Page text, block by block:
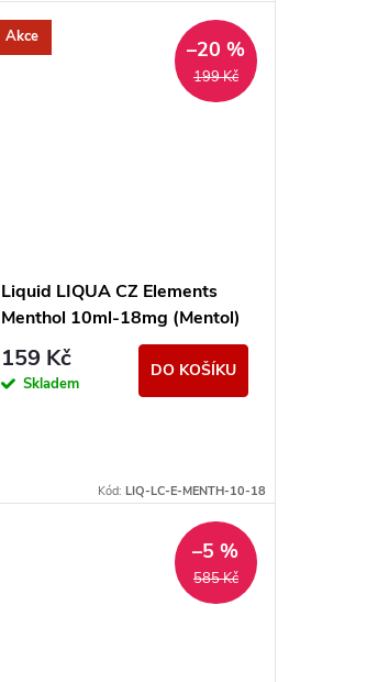
Akce
199 Kč
–20 %
Liquid LIQUA CZ Elements
Menthol 10ml-18mg (Mentol)
159 Kč
Skladem
DO KOŠÍKU
Kód: LIQ-LC-E-MENTH-10-18
585 Kč
–5 %